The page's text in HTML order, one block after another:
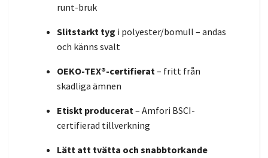
runt-bruk
Slitstarkt tyg i polyester/bomull – andas
och känns svalt
OEKO-TEX®-certifierat – fritt från
skadliga ämnen
Etiskt producerat – Amfori BSCI-
certifierad tillverkning
Lätt att tvätta och snabbtorkande